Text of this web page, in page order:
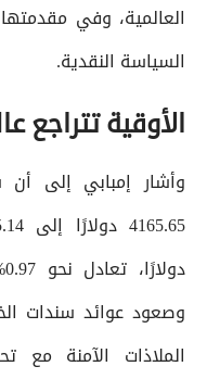
العالمية، وفي مقدمتها
السياسة النقدية.
الأوقية تتراجع
وأشار إمبابي إلى أن
وصعود عوائد سندات
الملاذات الآمنة مع